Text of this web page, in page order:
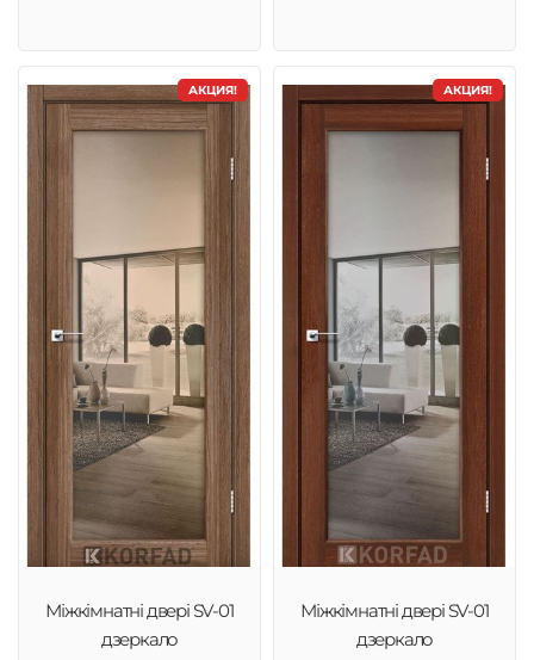
АКЦИЯ!
Міжкімнатні двері SV-01
дзеркало
АКЦИЯ!
Міжкімнатні двері SV-01
дзеркало